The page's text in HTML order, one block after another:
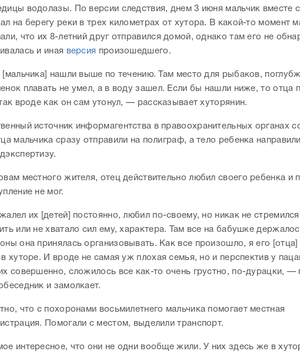
водолазы. По версии следствия, днем 3 июня мальчик вместе
на берегу реки в трех километрах от хутора. В какой-то момент
что их 8-летний друг отправился домой, однако там его не
и иная версия произошедшего.
нашли выше по течению. Там место для рыбаков,
плавать не умел, а в воду зашел. Если бы нашли ниже, то отца
вроде как он сам утонул, — рассказывает хуторянин.
источник информагентства в правоохранительных органах
мальчика сразу отправили на полиграф, а тело ребенка
местного жителя, отец действительно любил своего ребенка и
не мог.
их [детей] постоянно, любил по-своему, но никак не стремился
или не хватало сил ему, характера. Там все на бабушке
она принялась организовывать. Как все произошло, я его
в хуторе. И вроде не самая уж плохая семья, но и перспектив у
совершенно, сложилось все как-то очень грустно, по-дурацки, —
и замолкает.
что с похоронами восьмилетнего мальчика помогает местная
Помогали с местом, выделили транспорт.
интересное, что они не одни вообще жили. У них здесь же в